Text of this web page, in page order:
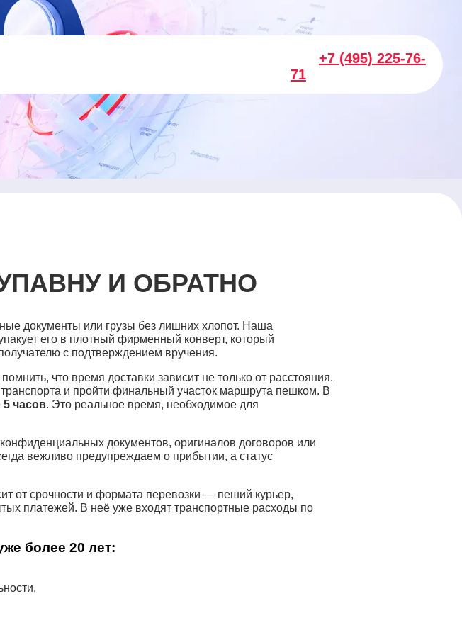
+7 (495) 225-76-
71
И ОБРАТНО
документы или грузы без лишних хлопот. Наша
его в плотный фирменный конверт, который
с подтверждением вручения.
что время доставки зависит не только от расстояния.
и пройти финальный участок маршрута пешком. В
5 часов. Это реальное время, необходимое для
документов, оригиналов договоров или
вежливо предупреждаем о прибытии, а статус
от срочности и формата перевозки — пеший курьер,
платежей. В неё уже входят транспортные расходы по
более 20 лет: